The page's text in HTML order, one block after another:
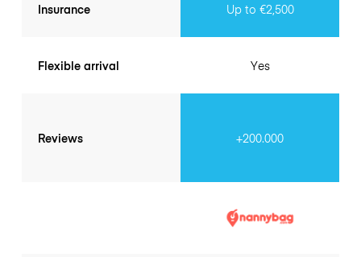
Insurance
Flexible arrival
Reviews
Up to €2,500
Yes
+200.000